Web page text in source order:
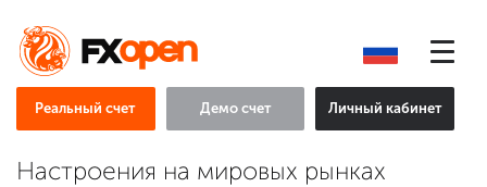
Реальный счет Демо счет Личный кабинет
Настроения на мировых рынках